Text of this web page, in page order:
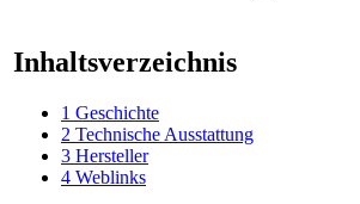
Inhaltsverzeichnis
1 Geschichte
2 Technische Ausstattung
3 Hersteller
4 Weblinks